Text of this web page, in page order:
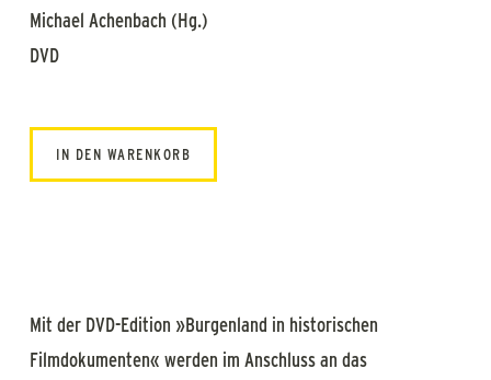
Michael Achenbach (Hg.)
DVD
IN DEN WARENKORB
Mit der DVD-Edition »Burgenland in historischen
Filmdokumenten« werden im Anschluss an das